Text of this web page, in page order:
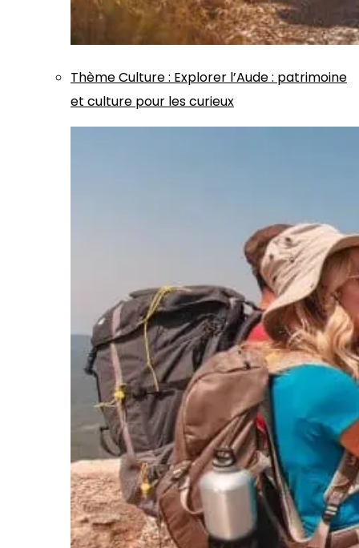
ThèmeCulture: Explorer l’Aude : patrimoine
et culture pour les curieux